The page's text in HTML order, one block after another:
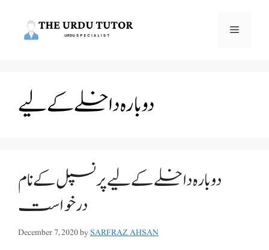
Menu
دوبارہ داخلے کے لیے
دوبارہ داخلے کے لیے پرنسپل کے نام
درخواست
December 7, 2020bySARFRAZ AHSAN